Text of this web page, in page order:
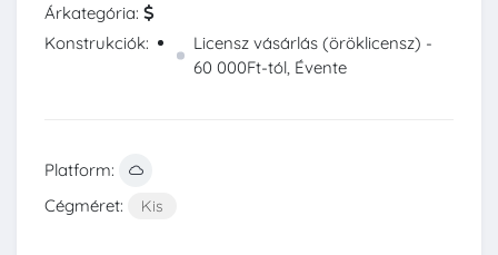
Árkategória:
Konstrukciók:
Licensz vásárlás (öröklicensz) -
60 000Ft-tól, Évente
Platform:
Cégméret:
Kis